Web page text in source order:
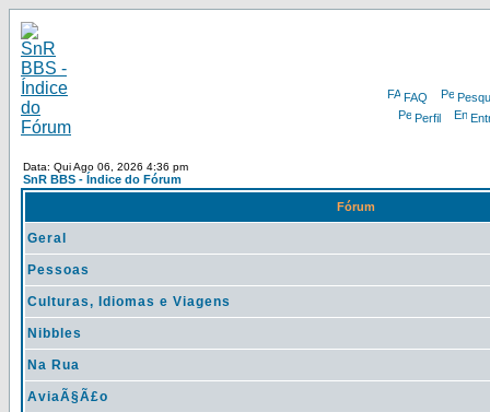
FAQ
Perfil
Data: Qui Ago 06, 2026 4:36 pm
SnR BBS - Índice do Fórum
Fórum
Geral
Pessoas
Culturas, Idiomas e Viagens
Nibbles
Na Rua
AviaÃ§Ã£o